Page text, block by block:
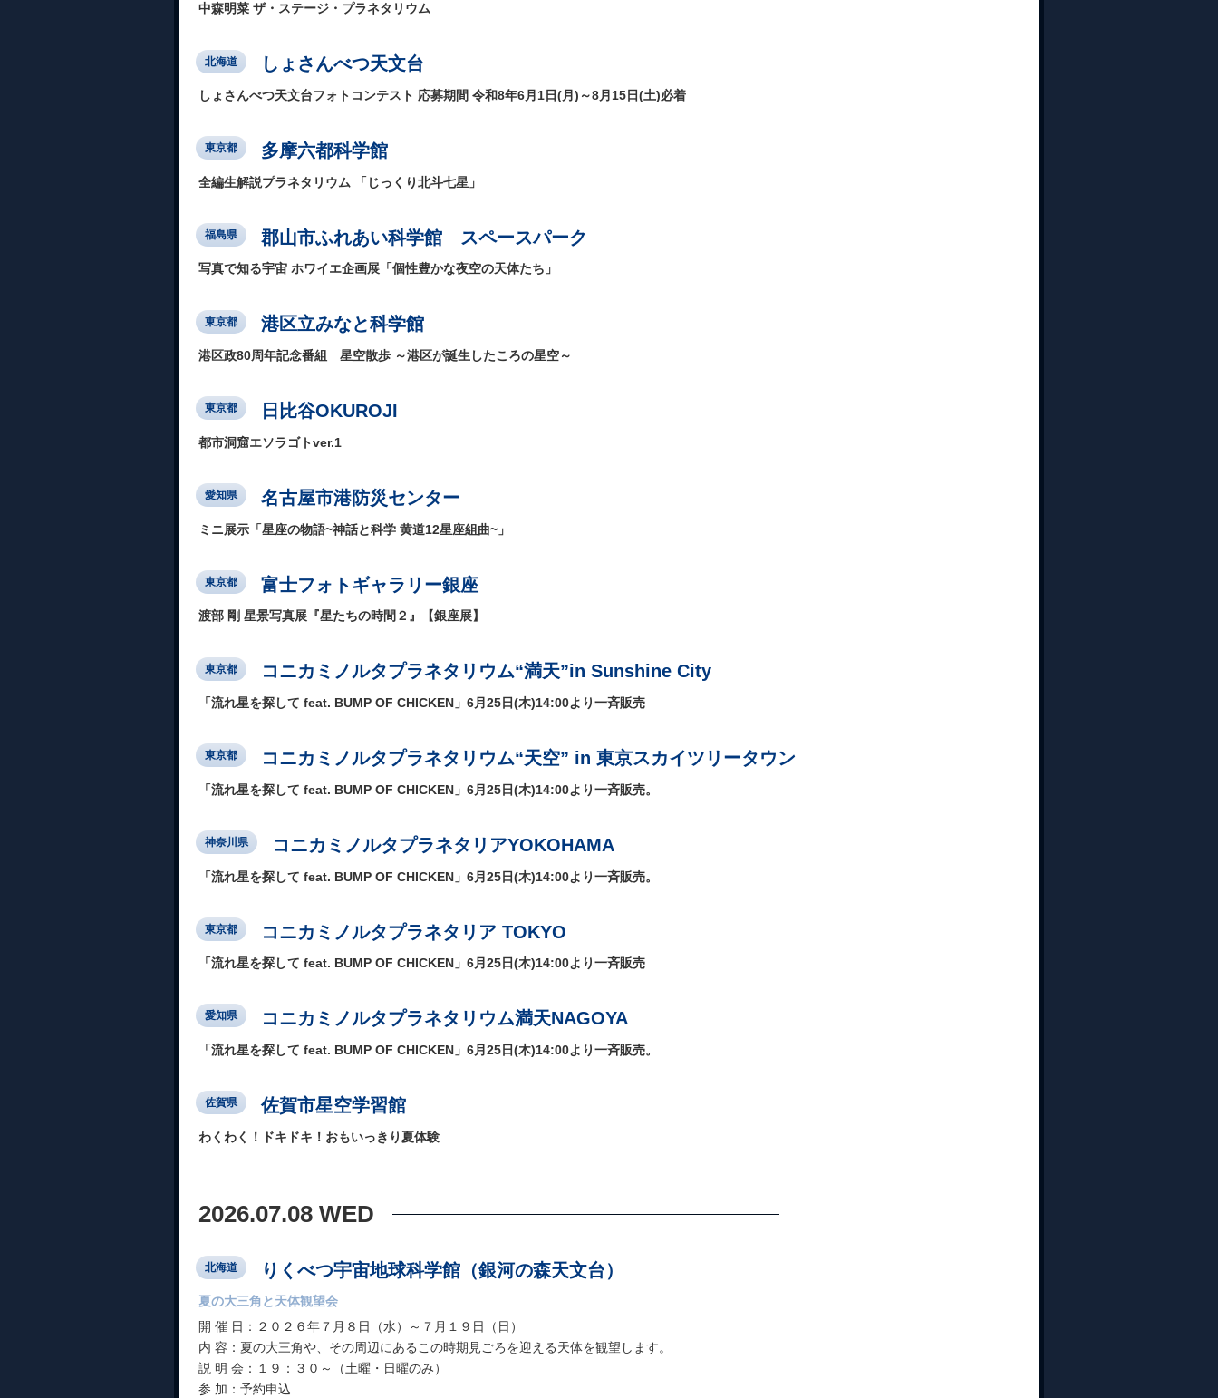
中森明菜 ザ・ステージ・プラネタリウム
北海道 しょさんべつ天文台
しょさんべつ天文台フォトコンテスト 応募期間 令和8年6月1日(月)～8月15日(土)必着
東京都 多摩六都科学館
全編生解説プラネタリウム 「じっくり北斗七星」
福島県 郡山市ふれあい科学館 スペースパーク
写真で知る宇宙 ホワイエ企画展「個性豊かな夜空の天体たち」
東京都 港区立みなと科学館
港区政80周年記念番組 星空散歩 ～港区が誕生したころの星空～
東京都 日比谷OKUROJI
都市洞窟エソラゴトver.1
愛知県 名古屋市港防災センター
ミニ展示「星座の物語~神話と科学 黄道12星座組曲~」
東京都 富士フォトギャラリー銀座
渡部 剛 星景写真展『星たちの時間２』【銀座展】
東京都 コニカミノルタプラネタリウム“満天”in Sunshine City
「流れ星を探して feat. BUMP OF CHICKEN」6月25日(木)14:00より一斉販売
東京都 コニカミノルタプラネタリウム“天空” in 東京スカイツリータウン
「流れ星を探して feat. BUMP OF CHICKEN」6月25日(木)14:00より一斉販売。
神奈川県 コニカミノルタプラネタリアYOKOHAMA
「流れ星を探して feat. BUMP OF CHICKEN」6月25日(木)14:00より一斉販売。
東京都 コニカミノルタプラネタリア TOKYO
「流れ星を探して feat. BUMP OF CHICKEN」6月25日(木)14:00より一斉販売
愛知県 コニカミノルタプラネタリウム満天NAGOYA
「流れ星を探して feat. BUMP OF CHICKEN」6月25日(木)14:00より一斉販売。
佐賀県 佐賀市星空学習館
わくわく！ドキドキ！おもいっきり夏体験
2026.07.08 WED
北海道 りくべつ宇宙地球科学館（銀河の森天文台）
夏の大三角と天体観望会
開 催 日：２０２６年７月８日（水）～７月１９日（日）
内 容：夏の大三角や、その周辺にあるこの時期見ごろを迎える天体を観望します。
説 明 会：１９：３０～（土曜・日曜のみ）
参 加：予約申込...